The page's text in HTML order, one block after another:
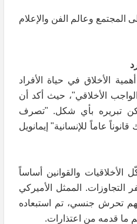
المجتمع وعالم الفن والإعلام
الأخلاق في حياة الأفراد
الأخلاقي"، حيث أكد أن
يمكن تبريره بأي شكل. "تصرف
عاماً للإنسانية" إيمانويل
الأخلاقيات والقوانين أساساً
التجاوزات. الممثل الأميركي
تحرش جنسي، تم استبعاده
ما قدمه من اعتذارات.